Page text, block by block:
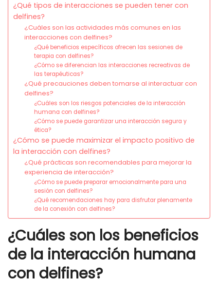
¿Qué tipos de interacciones se pueden tener con
delfines?
¿Cuáles son las actividades más comunes en las
interacciones con delfines?
¿Qué beneficios específicos ofrecen las sesiones de
terapia con delfines?
¿Cómo se diferencian las interacciones recreativas de
las terapéuticas?
¿Qué precauciones deben tomarse al interactuar con
delfines?
¿Cuáles son los riesgos potenciales de la interacción
humana con delfines?
¿Cómo se puede garantizar una interacción segura y
ética?
¿Cómo se puede maximizar el impacto positivo de
la interacción con delfines?
¿Qué prácticas son recomendables para mejorar la
experiencia de interacción?
¿Cómo se puede preparar emocionalmente para una
sesión con delfines?
¿Qué recomendaciones hay para disfrutar plenamente
de la conexión con delfines?
¿Cuáles son los beneficios
de la interacción humana
con delfines?